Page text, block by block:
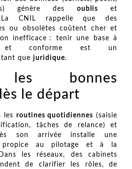
génère des oublis et
CNIL rappelle que des
ou obsolètes coûtent cher et
inefficace : tenir une base à
et conforme est un
que juridique.
les bonnes
le départ
les routines quotidiennes (saisie
tâches de relance) et
son arrivée installe une
au pilotage et à la
les réseaux, des cabinets
de clarifier les rôles, de